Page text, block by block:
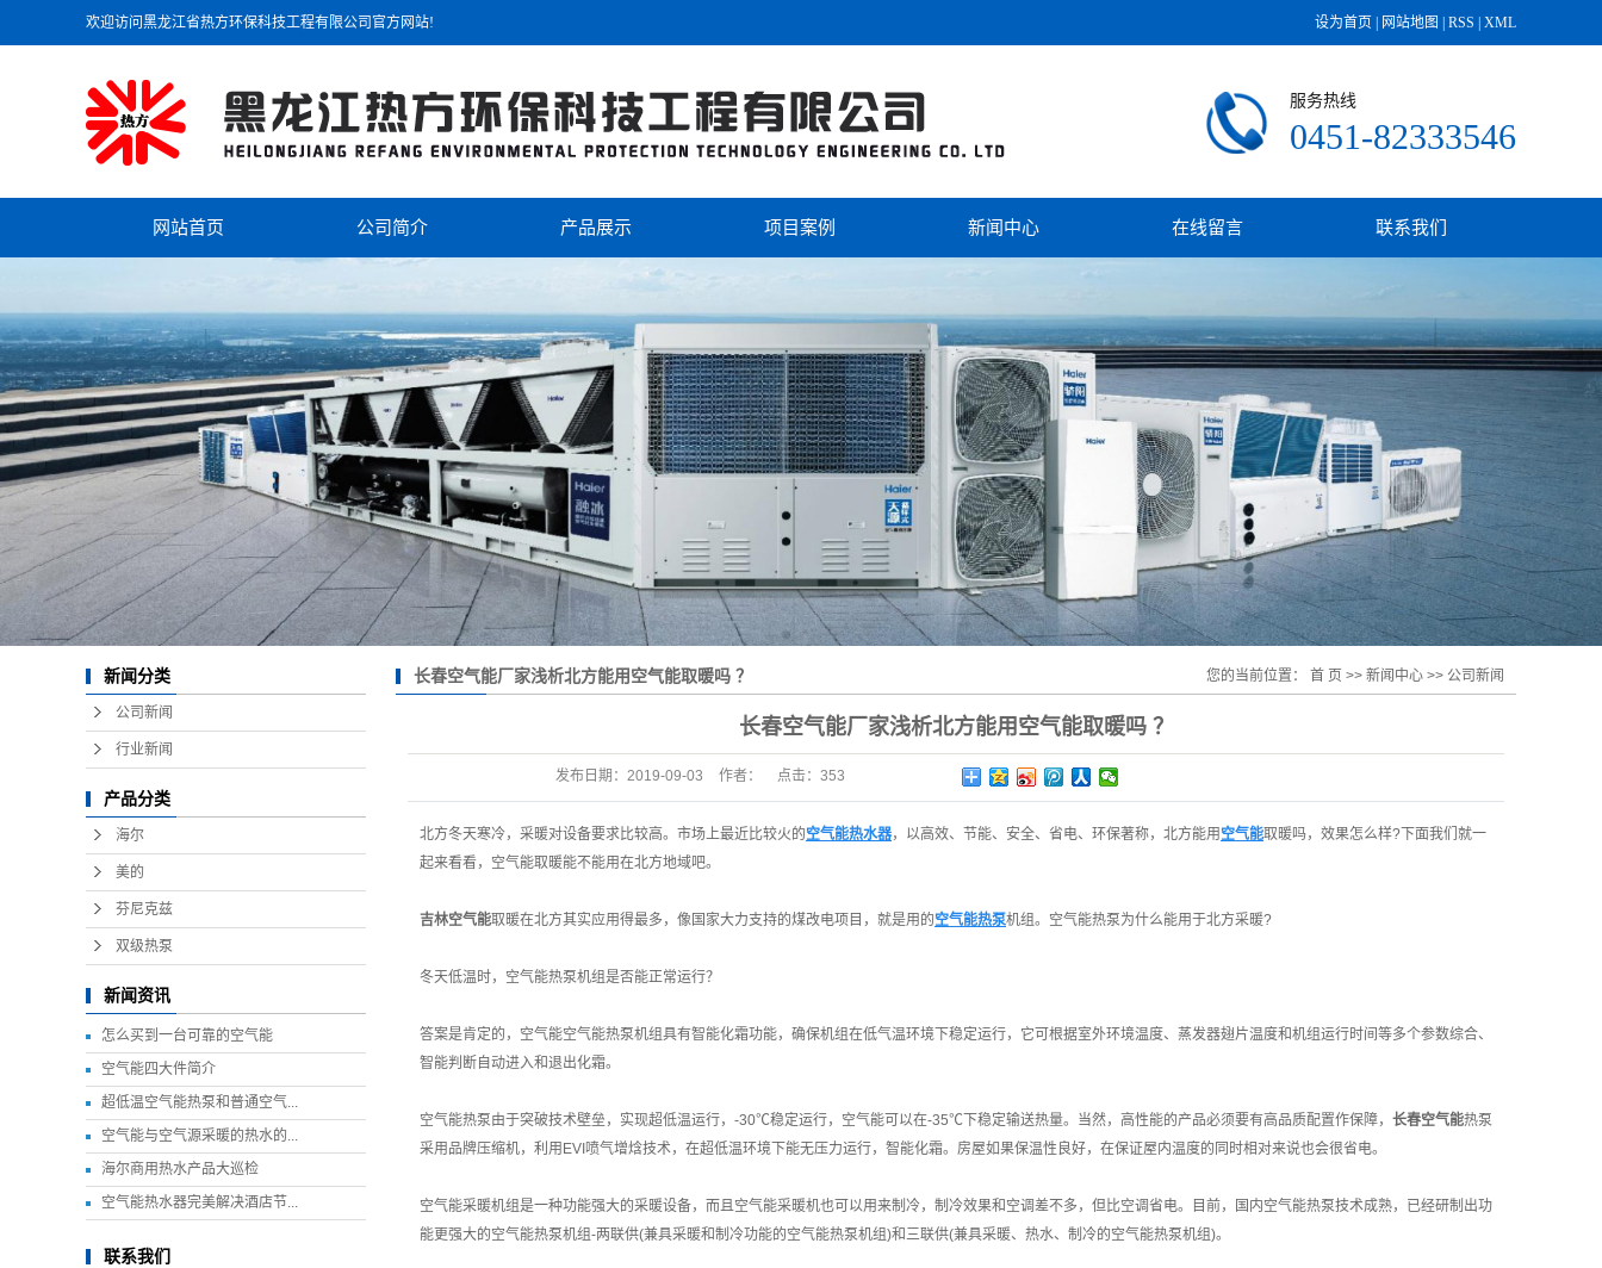
欢迎访问黑龙江省热方环保科技工程有限公司官方网站! 设为首页 网站地图 RSS XML
服务热线
0451-82333546
网站首页 公司简介
联系我们
产品展示
美的
芬尼克兹
双级热泵
项目案例
视频中心
新闻中心
行业新闻
在线留言 联系我们
新闻分类
公司新闻
行业新闻
产品分类
海尔
美的
芬尼克兹
双级热泵
新闻资讯
怎么买到一台可靠的空气能
空气能四大件简介
超低温空气能热泵和普通空气...
空气能与空气源采暖的热水的...
海尔商用热水产品大巡检
空气能热水器完美解决酒店节...
联系我们
长春空气能厂家浅析北方能用空气能取暖吗 ？ 您的当前位置： 首 页 >> 新闻中心 >> 公司新闻
长春空气能厂家浅析北方能用空气能取暖吗 ？
发布日期： 2019-09-03 作者： 点击： 353
北方冬天寒冷，采暖对设备要求比较高。市场上最近比较火的空气能热水器，以高效、节能、安全、省电、环保著称，北方能用 空气能取暖吗，效果怎么样?下面我们就一
起来看看，空气能取暖能不能用在北方地域吧。
吉林空气能取暖在北方其实应用得最多，像国家大力支持的煤改电项目，就是用的空气能热泵机组。空气能热泵为什么能用于北方采暖?
冬天低温时，空气能热泵机组是否能正常运行？
答案是肯定的，空气能空气能热泵机组具有智能化霜功能，确保机组在低气温环境下稳定运行，它可根据室外环境温度、蒸发器翅片温度和机组运行时间等多个参数综合、
智能判断自动进入和退出化霜。
空气能热泵由于突破技术壁垒，实现超低温运行，-30℃稳定运行，空气能可以在-35℃下稳定输送热量。当然，高性能的产品必须要有高品质配置作保障， 长春空气能热泵
采用品牌压缩机，利用EVI喷气增焓技术，在超低温环境下能无压力运行，智能化霜。房屋如果保温性良好，在保证屋内温度的同时相对来说也会很省电。
空气能采暖机组是一种功能强大的采暖设备，而且空气能采暖机也可以用来制冷，制冷效果和空调差不多，但比空调省电。目前，国内空气能热泵技术成熟，已经研制出功
能更强大的空气能热泵机组-两联供(兼具采暖和制冷功能的空气能热泵机组)和三联供(兼具采暖、热水、制冷的空气能热泵机组)。